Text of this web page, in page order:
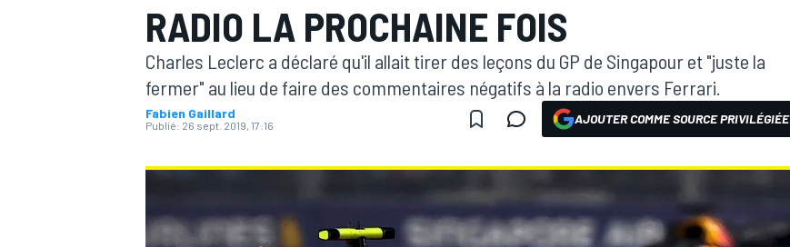
RADIO LA PROCHAINE FOIS
Charles Leclerc a déclaré qu'il allait tirer des leçons du GP de Singapour et "juste la
fermer" au lieu de faire des commentaires négatifs à la radio envers Ferrari.
Fabien Gaillard
Publié: 26 sept. 2019, 17:16 AJOUTER COMME SOURCE PRIVILÉGIÉE